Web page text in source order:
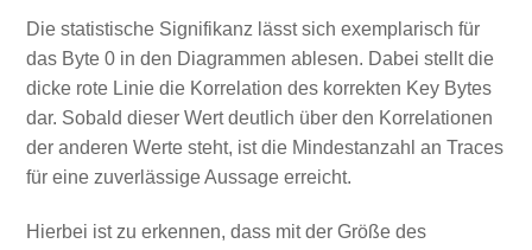
Die statistische Signifikanz lässt sich exemplarisch für
das Byte 0 in den Diagrammen ablesen. Dabei stellt die
dicke rote Linie die Korrelation des korrekten Key Bytes
dar. Sobald dieser Wert deutlich über den Korrelationen
der anderen Werte steht, ist die Mindestanzahl an Traces
für eine zuverlässige Aussage erreicht.
Hierbei ist zu erkennen, dass mit der Größe des